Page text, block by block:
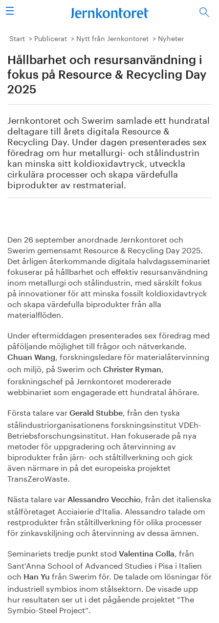
Sök
Stålindustrin
Vision 2050
Forskning/utbildning
Vi tycker
Publicerat
Bildbank
Start Publicerat Nytt från Jernkontoret Nyheter
Hållbarhet och resursanvändning i
fokus på Resource & Recycling Day
2025
Jernkontoret och Swerim samlade ett hundratal
deltagare till årets digitala Resource &
Recycling Day. Under dagen presenterades sex
föredrag om hur metallurgi- och stålindustrin
kan minska sitt koldioxidavtryck, utveckla
cirkulära processer och skapa värdefulla
biprodukter av restmaterial.
Den 26 september anordnade Jernkontoret och
Swerim gemensamt Resource & Recycling Day 2025.
Det årligen återkommande digitala halvdagsseminariet
fokuserar på hållbarhet och effektiv resursanvändning
inom metallurgi och stålindustrin, med särskilt fokus
på innovationer för att minska fossilt koldioxidavtryck
och skapa värdefulla biprodukter från alla
materialflöden.
Under eftermiddagen presenterades sex föredrag med
påföljande möjlighet till frågor och nätverkande.
Chuan Wang, forskningsledare för materialåtervinning
och miljö, på Swerim och Christer Ryman,
forskningschef på Jernkontoret modererade
webbinariet som engagerade ett hundratal åhörare.
Första talare var Gerald Stubbe, från den tyska
stålindustriorganisationens forskningsinstitut VDEh-
Betriebsforschungsinstitut. Han fokuserade på nya
metoder för uppgradering och återvinning av
biprodukter från järn- och ståltillverkning och gick
även närmare in på det europeiska projektet
TransZeroWaste.
Nästa talare var Alessandro Vecchio, från det italienska
stålföretaget Acciaierie d'Italia. Alessandro talade om
restprodukter från ståltillverkning för olika processer
för zinkavskiljning och återvinning av dessa ämnen.
Seminariets tredje punkt stod Valentina Colla, från
Sant'Anna School of Advanced Studies i Pisa i Italien
och Han Yu från Swerim för. De talade om lösningar för
industriell symbios inom stålsektorn. De visade upp
hur resultaten ser ut i det pågående projektet ”The
Symbio-Steel Project”.